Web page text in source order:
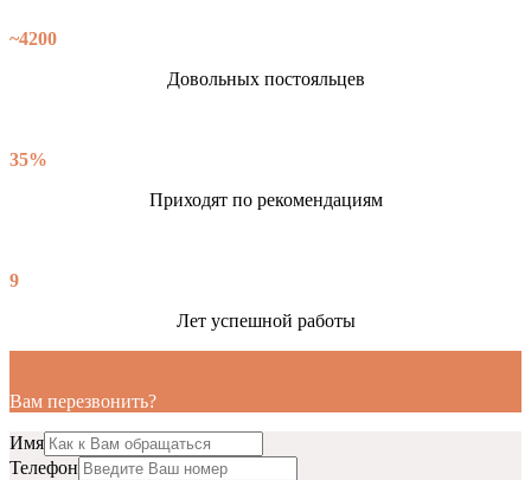
~4200
Довольных постояльцев
35%
Приходят по рекомендациям
9
Лет успешной работы
Вам перезвонить?
Имя
Телефон